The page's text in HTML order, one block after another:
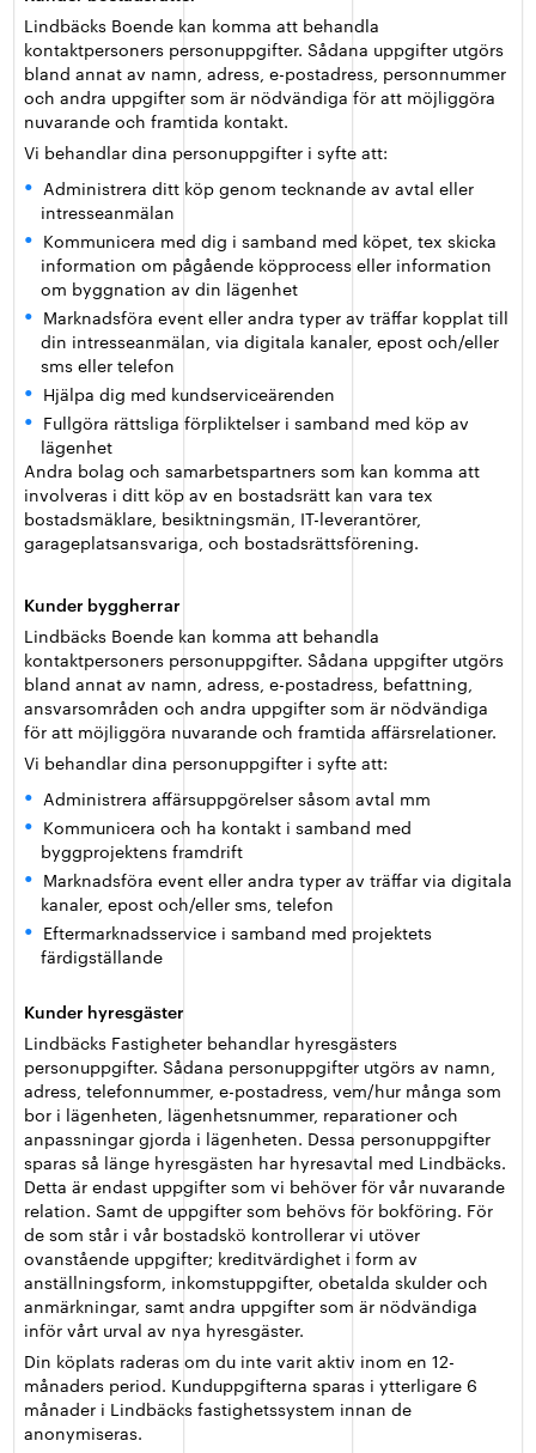
Lindbäcks Boende kan komma att behandla
kontaktpersoners personuppgifter. Sådana uppgifter utgörs
bland annat av namn, adress, e-postadress, personnummer
och andra uppgifter som är nödvändiga för att möjliggöra
nuvarande och framtida kontakt.
Vi behandlar dina personuppgifter i syfte att:
Administrera ditt köp genom tecknande av avtal eller
intresseanmälan
Kommunicera med dig i samband med köpet, tex skicka
information om pågående köpprocess eller information
om byggnation av din lägenhet
Marknadsföra event eller andra typer av träffar kopplat till
din intresseanmälan, via digitala kanaler, epost och/eller
sms eller telefon
Hjälpa dig med kundserviceärenden
Fullgöra rättsliga förpliktelser i samband med köp av
lägenhet
Andra bolag och samarbetspartners som kan komma att
involveras i ditt köp av en bostadsrätt kan vara tex
bostadsmäklare, besiktningsmän, IT-leverantörer,
garageplatsansvariga, och bostadsrättsförening.
Kunder byggherrar
Lindbäcks Boende kan komma att behandla
kontaktpersoners personuppgifter. Sådana uppgifter utgörs
bland annat av namn, adress, e-postadress, befattning,
ansvarsområden och andra uppgifter som är nödvändiga
för att möjliggöra nuvarande och framtida affärsrelationer.
Vi behandlar dina personuppgifter i syfte att:
Administrera affärsuppgörelser såsom avtal mm
Kommunicera och ha kontakt i samband med
byggprojektens framdrift
Marknadsföra event eller andra typer av träffar via digitala
kanaler, epost och/eller sms, telefon
Eftermarknadsservice i samband med projektets
färdigställande
Kunder hyresgäster
Lindbäcks Fastigheter behandlar hyresgästers
personuppgifter. Sådana personuppgifter utgörs av namn,
adress, telefonnummer, e-postadress, vem/hur många som
bor i lägenheten, lägenhetsnummer, reparationer och
anpassningar gjorda i lägenheten. Dessa personuppgifter
sparas så länge hyresgästen har hyresavtal med Lindbäcks.
Detta är endast uppgifter som vi behöver för vår nuvarande
relation. Samt de uppgifter som behövs för bokföring. För
de som står i vår bostadskö kontrollerar vi utöver
ovanstående uppgifter; kreditvärdighet i form av
anställningsform, inkomstuppgifter, obetalda skulder och
anmärkningar, samt andra uppgifter som är nödvändiga
inför vårt urval av nya hyresgäster.
Din köplats raderas om du inte varit aktiv inom en 12-
månaders period. Kunduppgifterna sparas i ytterligare 6
månader i Lindbäcks fastighetssystem innan de
anonymiseras.